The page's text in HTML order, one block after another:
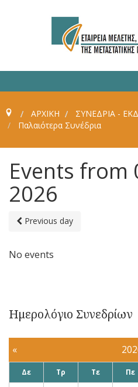
ΑΡΧΙΚΗ
ΣΥΝΈΔΡΙΑ -
Παλαιότερα Συνέδρια
Events from
2026
Previous day
No events
Ημερολόγιο Συνεδρίων
«
Δε Τρ Τε Πε